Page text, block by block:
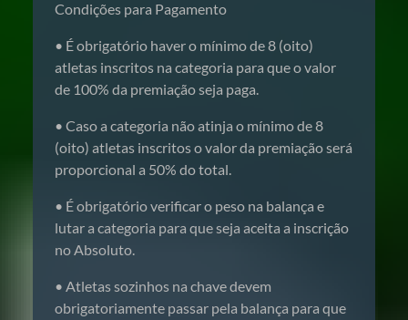
Condições para Pagamento
• É obrigatório haver o mínimo de 8 (oito)
atletas inscritos na categoria para que o valor
de 100% da premiação seja paga.
• Caso a categoria não atinja o mínimo de 8
(oito) atletas inscritos o valor da premiação será
proporcional a 50% do total.
• É obrigatório verificar o peso na balança e
lutar a categoria para que seja aceita a inscrição
no Absoluto.
• Atletas sozinhos na chave devem
obrigatoriamente passar pela balança para que